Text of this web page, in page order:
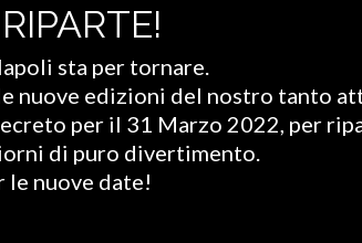
sta per tornare.
nuove edizioni del nostro tanto
per il 31 Marzo 2022, per
di puro divertimento.
le nuove date!